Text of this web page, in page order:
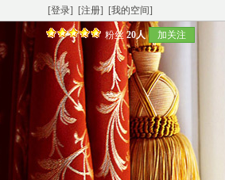
[登录] [注册] [我的空间]
粉丝20人 加关注